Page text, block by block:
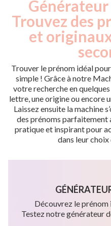
Générateur
Trouvez des
et
Trouver le prénom idéal
simple ! Grâce à notre
votre recherche en
lettre, une origine ou encore
Laissez ensuite la machine
des prénoms parfaitement
pratique et inspirant pour
dans leur
Découvrez le
Testez notre générateur